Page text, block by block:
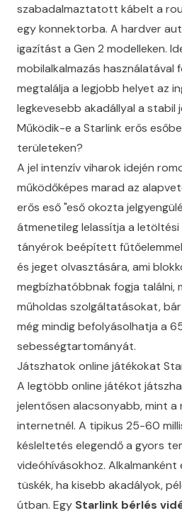
szabadalmaztatott kábelt a
egy konnektorba. A hardver
igazítást a Gen 2 modelleken.
mobilalkalmazás használatával
megtalálja a legjobb helyet az
legkevesebb akadállyal a stabil
Működik-e a Starlink erős
területeken?
A jel intenzív viharok idején
működőképes marad az
erős eső "eső okozta
átmenetileg lelassítja a letöltési
tányérok beépített
és jeget olvasztására, ami
megbízhatóbbnak fogja találni,
műholdas szolgáltatásokat,
még mindig befolyásolhatja a
sebességtartományát.
Játszhatok online játékokat
A legtöbb online játékot
jelentősen alacsonyabb, mint a
internetnél. A tipikus 25-60
késleltetés elegendő a gyors
videóhívásokhoz.
tüskék, ha kisebb akadályok,
útban. Egy Starlink bérlés